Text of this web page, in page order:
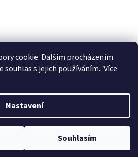
cookie. Dalším procházením
s jejich používáním.. Více
Nastavení
Souhlasím
tým EshopyUmíme.cz
. Všechna práva vyhrazena.